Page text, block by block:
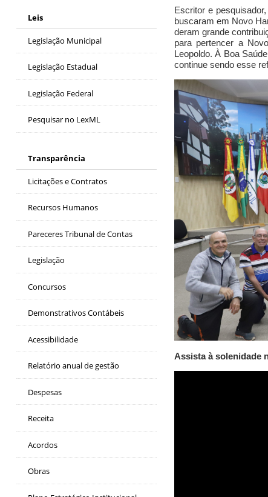
Leis
Legislação Municipal
Legislação Estadual
Legislação Federal
Pesquisar no LexML
Transparência
Licitações e Contratos
Recursos Humanos
Pareceres Tribunal de Contas
Legislação
Concursos
Demonstrativos Contábeis
Acessibilidade
Relatório anual de gestão
Despesas
Receita
Acordos
Obras
Escritor e pesquisador,
buscaram em Novo
deram grande
para pertencer a
Leopoldo.À Boa
continue sendo esse
Assista à solenidade